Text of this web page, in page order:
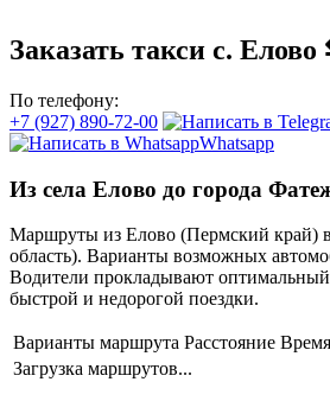
Заказать такси с.
По телефону:
+7 (927) 890-72-00
Whatsapp
Из села Елово до города
Маршруты из Елово (Пермский край)
область). Варианты возможных
Водители прокладывают
быстрой и недорогой поездки.
Варианты маршрута Расстояние
Загрузка маршрутов...